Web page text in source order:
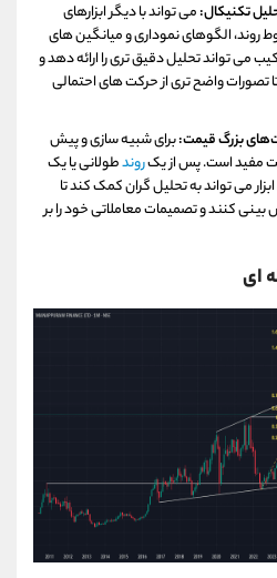
تکنیکال:می‌ تواند با دیگر ابزارهای
روند، الگوهای نموداری و میانگین‌ های
می‌ تواند تحلیل دقیق‌ تری را ارائه دهد و
تصورات واضح‌ تری از حرکت‌ های احتمالی
بزرگ قیمت:برای شبیه‌ سازی و پیش‌
مفید است. پس از یکروندطولانی یا یک
می‌ تواند به تحلیل گران کمک کند تا
کنند و تصمیمات معاملاتی خود را بر
ای